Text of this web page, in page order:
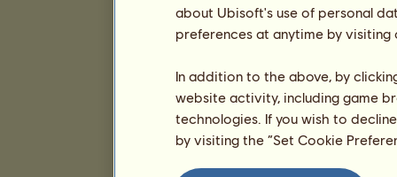
about Ubisoft's use of personal
preferences at anytime by
In addition to the above, by
website activity, including game
technologies. If you wish to
by visiting the “Set Cookie